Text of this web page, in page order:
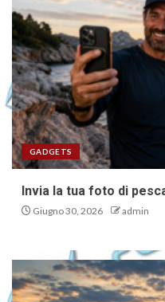
GADGETS
Invia la tua foto di
Giugno 30, 2026 admin